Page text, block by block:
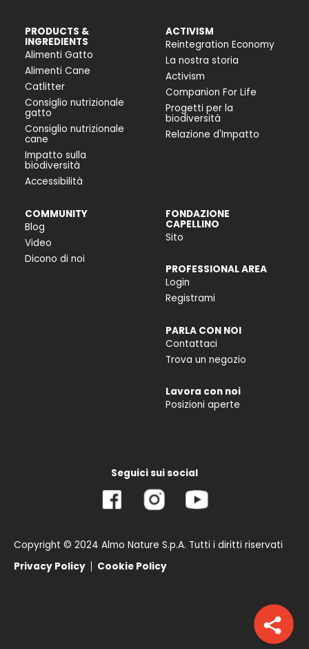
PRODUCTS &
INGREDIENTS
Alimenti Gatto
Alimenti Cane
Catlitter
Consiglio nutrizionale
gatto
Consiglio nutrizionale
cane
Impatto sulla
biodiversità
Accessibilità
ACTIVISM
Reintegration Economy
La nostra storia
Activism
Companion For Life
Progetti per la
biodiversità
Relazione d'Impatto
COMMUNITY
Blog
Video
Dicono di noi
FONDAZIONE
CAPELLINO
Sito
PROFESSIONAL AREA
Login
Registrami
PARLA CON NOI
Contattaci
Trova un negozio
Lavora con noi
Posizioni aperte
Seguici sui social
Copyright © 2024 Almo Nature S.p.A. Tutti i diritti riservati
Privacy Policy
Cookie Policy